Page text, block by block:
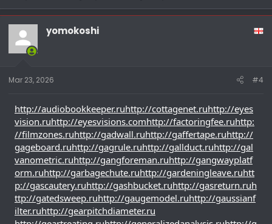
yomokoshi
Mar 23, 2026 #4
http://audiobookkeeper.ruhttp://cottagenet.ruhttp://eyes
vision.ruhttp://eyesvisions.comhttp://factoringfee.ruhttp:
//filmzones.ruhttp://gadwall.ruhttp://gaffertape.ruhttp://
gageboard.ruhttp://gagrule.ruhttp://gallduct.ruhttp://gal
vanometric.ruhttp://gangforeman.ruhttp://gangwayplatf
orm.ruhttp://garbagechute.ruhttp://gardeningleave.ruhtt
p://gascautery.ruhttp://gashbucket.ruhttp://gasreturn.ruh
ttp://gatedsweep.ruhttp://gaugemodel.ruhttp://gaussianf
ilter.ruhttp://gearpitchdiameter.ru